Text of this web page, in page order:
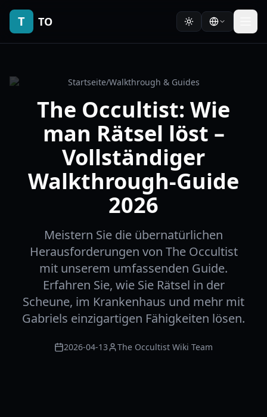
T TO
Startseite/Walkthrough & Guides
The Occultist: Wie
man Rätsel löst –
Vollständiger
Walkthrough-Guide
2026
Meistern Sie die übernatürlichen
Herausforderungen von The Occultist
mit unserem umfassenden Guide.
Erfahren Sie, wie Sie Rätsel in der
Scheune, im Krankenhaus und mehr mit
Gabriels einzigartigen Fähigkeiten lösen.
2026-04-13 The Occultist Wiki Team